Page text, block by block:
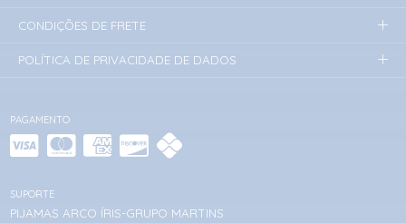
PAGAMENTO
SUPORTE
PIJAMAS ARCO ÍRIS-GRUPO MARTINS
CONDIÇÕES DE FRETE
POLÍTICA DE PRIVACIDADE DE DADOS